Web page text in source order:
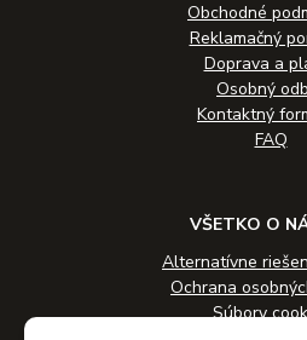
Obchodné
Reklamačný
Doprava a
Osobný
Kontaktný
FAQ
VŠETKO O
Alternatívne
Ochrana
Súbory